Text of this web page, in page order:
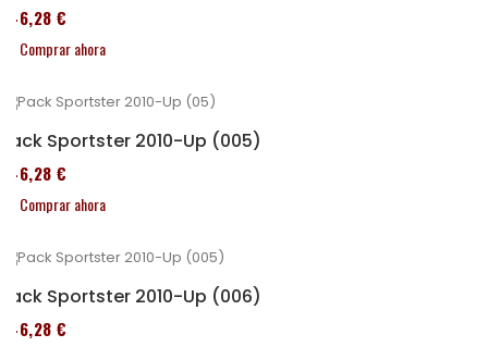
246,28 €
Comprar ahora
Pack Sportster 2010-Up (005)
246,28 €
Comprar ahora
Pack Sportster 2010-Up (006)
246,28 €